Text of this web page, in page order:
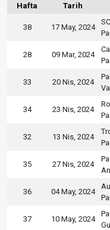
Hafta Tarih
38 17 May, 2024
28 09 Mar, 2024
33 20 Nis, 2024
34 23 Nis, 2024
32 13 Nis, 2024
35 27 Nis, 2024
36 04 May, 2024
37 10 May, 2024